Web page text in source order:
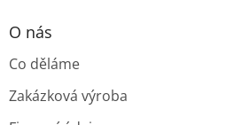
O nás
Co děláme
Zakázková výroba